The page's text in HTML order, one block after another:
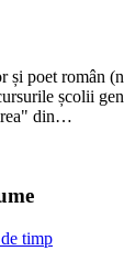
și poet român
școlii
din…
timp